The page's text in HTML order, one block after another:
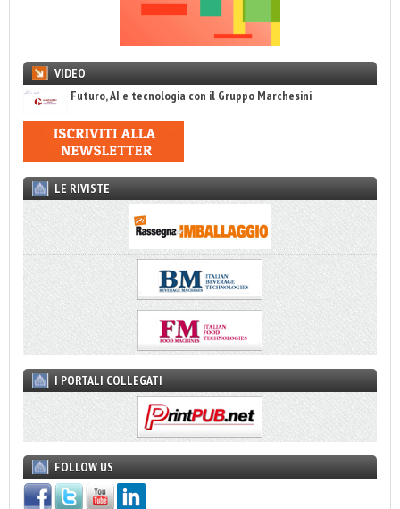
VIDEO
Futuro, AI e tecnologia con il Gruppo Marchesini
LE RIVISTE
I PORTALI COLLEGATI
FOLLOW US